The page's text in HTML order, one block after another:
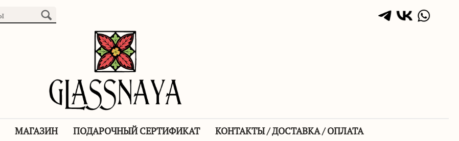
МАГАЗИН ПОДАРОЧНЫЙ СЕРТИФИКАТ КОНТАКТЫ / ДОСТАВКА / ОПЛАТА